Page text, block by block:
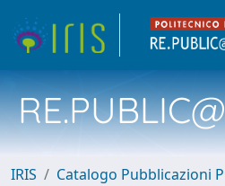
IRIS Catalogo Pubblicazioni